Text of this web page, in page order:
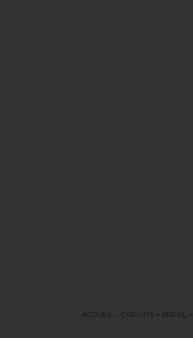
ACCUEIL > CIRCUITS > BRÉSIL >